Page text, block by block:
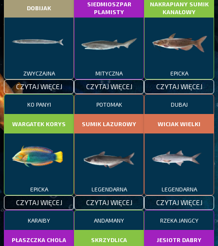
DOBIJAK
ZWYCZAJNA
CZYTAJ WIĘCEJ
SIEDMIOSZPAR
PLAMISTY
MITYCZNA
CZYTAJ WIĘCEJ
NAKRAPIANY SUMIK
KANAŁOWY
EPICKA
CZYTAJ WIĘCEJ
KO PANYI
WARGATEK KORYS
EPICKA
CZYTAJ WIĘCEJ
POTOMAK
SUMIK LAZUROWY
LEGENDARNA
CZYTAJ WIĘCEJ
DUBAJ
WICIAK WIELKI
LEGENDARNA
CZYTAJ WIĘCEJ
KARAIBY
PŁASZCZKA CHOLA
ANDAMANY
SKRZYDLICA
RZEKA JANGCY
JESIOTR DABRY